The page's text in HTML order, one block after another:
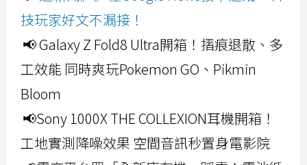
技玩家好文不漏接！
📢 Galaxy Z Fold8 Ultra開箱！摺痕退散、多
工效能 同時爽玩Pokemon GO、Pikmin
Bloom
📢Sony 1000X THE COLLEXION耳機開箱！
工地實測降噪效果 空間音訊秒置身電影院